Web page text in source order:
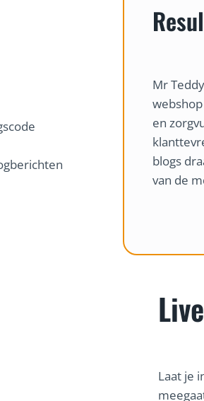
Mr
en
blogs
van de
Laat je